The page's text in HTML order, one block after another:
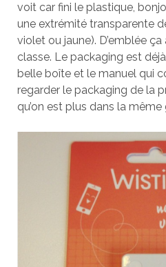
voit car fini le plastique,
une extrémité transparente
violet ou jaune). D’emblée ça
classe. Le packaging est
belle boîte et le manuel qui
regarder le packaging de la
qu’on est plus dans la même